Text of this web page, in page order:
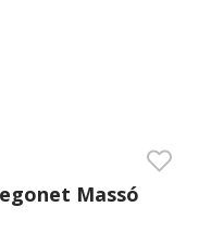
Massó